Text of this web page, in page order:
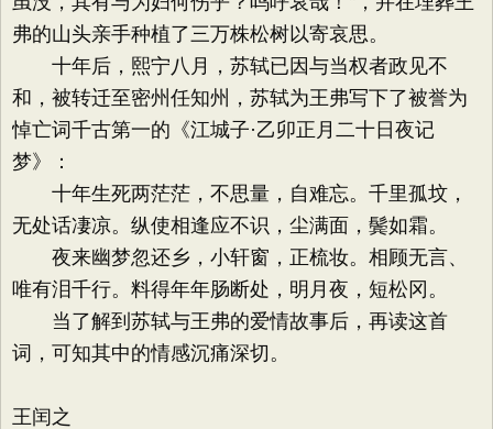
弗的山头亲手种植了三万株松树以寄哀思。
十年后，熙宁八月，苏轼已因与当权者政见不
和，被转迁至密州任知州，苏轼为王弗写下了被誉为
悼亡词千古第一的《江城子·乙卯正月二十日夜记
梦》：
十年生死两茫茫，不思量，自难忘。千里孤坟，
无处话凄凉。纵使相逢应不识，尘满面，鬓如霜。
夜来幽梦忽还乡，小轩窗，正梳妆。相顾无言、
唯有泪千行。料得年年肠断处，明月夜，短松冈。
当了解到苏轼与王弗的爱情故事后，再读这首
词，可知其中的情感沉痛深切。
王闰之